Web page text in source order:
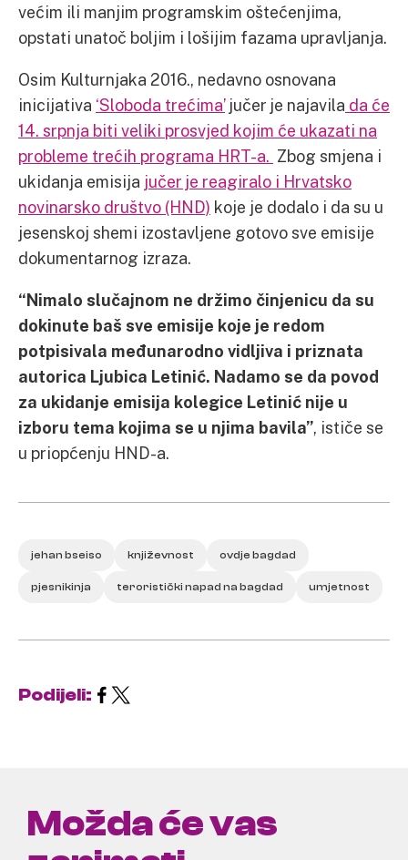
većim ili manjim programskim oštećenjima,
opstati unatoč boljim i lošijim fazama upravljanja.
Osim Kulturnjaka 2016., nedavno osnovana
inicijativa ‘Sloboda trećima’jučer je najavila da će
14. srpnja biti veliki prosvjed kojim će ukazati na
probleme trećih programa HRT-a. Zbog smjena i
ukidanja emisija jučer je reagiralo i Hrvatsko
novinarsko društvo (HND) koje je dodalo i da su u
jesenskoj shemi izostavljene gotovo sve emisije
dokumentarnog izraza.
“Nimalo slučajnom ne držimo činjenicu da su
dokinute baš sve emisije koje je redom
potpisivala međunarodno vidljiva i priznata
autorica Ljubica Letinić. Nadamo se da povod
za ukidanje emisija kolegice Letinić nije u
izboru tema kojima se u njima bavila”, ističe se
u priopćenju HND-a.
jehan bseiso književnost ovdje bagdad
pjesnikinja teroristički napad na bagdad umjetnost
Podijeli:
Možda će vas